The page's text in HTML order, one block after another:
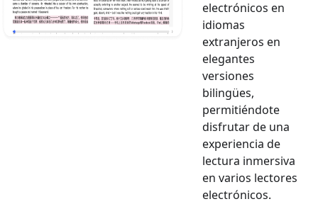
electrónicos en
idiomas
extranjeros en
elegantes
versiones
bilingües,
permitiéndote
disfrutar de una
experiencia de
lectura inmersiva
en varios lectores
electrónicos.